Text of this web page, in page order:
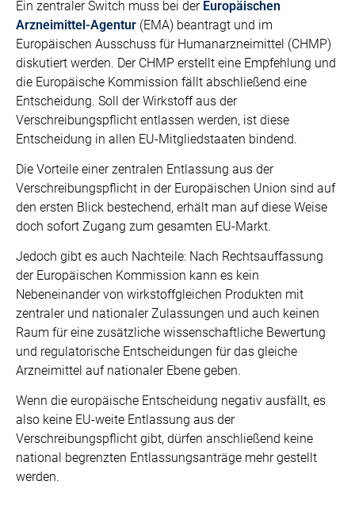
Ein zentraler Switch muss bei der Europäischen
Arzneimittel-Agentur (EMA) beantragt und im
Europäischen Ausschuss für Humanarzneimittel (CHMP)
diskutiert werden. Der CHMP erstellt eine Empfehlung und
die Europäische Kommission fällt abschließend eine
Entscheidung. Soll der Wirkstoff aus der
Verschreibungspflicht entlassen werden, ist diese
Entscheidung in allen EU-Mitgliedstaaten bindend.
Die Vorteile einer zentralen Entlassung aus der
Verschreibungspflicht in der Europäischen Union sind auf
den ersten Blick bestechend, erhält man auf diese Weise
doch sofort Zugang zum gesamten EU-Markt.
Jedoch gibt es auch Nachteile: Nach Rechtsauffassung
der Europäischen Kommission kann es kein
Nebeneinander von wirkstoffgleichen Produkten mit
zentraler und nationaler Zulassungen und auch keinen
Raum für eine zusätzliche wissenschaftliche Bewertung
und regulatorische Entscheidungen für das gleiche
Arzneimittel auf nationaler Ebene geben.
Wenn die europäische Entscheidung negativ ausfällt, es
also keine EU-weite Entlassung aus der
Verschreibungspflicht gibt, dürfen anschließend keine
national begrenzten Entlassungsanträge mehr gestellt
werden.